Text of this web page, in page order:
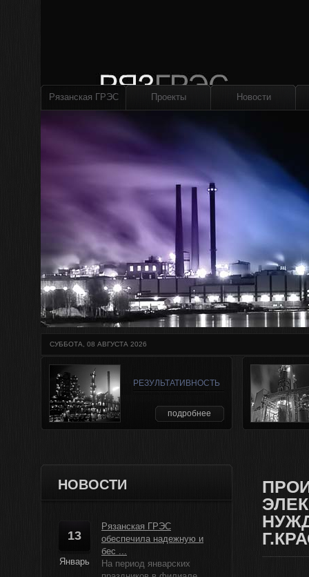
Рязанская ГРЭС Проекты Новости
СУББОТА, 08 АВГУСТА 2026
РЕЗУЛЬТАТИВНОСТЬ
подробнее
НОВОСТИ
13
Январь
Рязанская ГРЭС
обеспечила надежную и
бес ...
На период январских